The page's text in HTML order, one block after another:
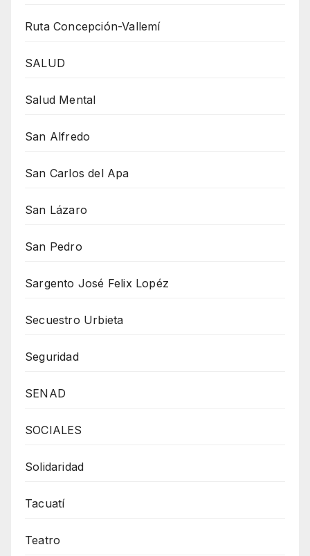
Ruta Concepción-Vallemí
SALUD
Salud Mental
San Alfredo
San Carlos del Apa
San Lázaro
San Pedro
Sargento José Felix Lopéz
Secuestro Urbieta
Seguridad
SENAD
SOCIALES
Solidaridad
Tacuatí
Teatro